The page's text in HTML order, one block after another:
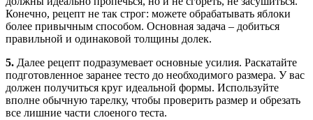
Конечно, рецепт не так строг: можете обрабатывать яблоки
более привычным способом. Основная задача – добиться
правильной и одинаковой толщины долек.
5. Далее рецепт подразумевает основные усилия. Раскатайте
подготовленное заранее тесто до необходимого размера. У вас
должен получиться круг идеальной формы. Используйте
вполне обычную тарелку, чтобы проверить размер и обрезать
все лишние части слоеного теста.